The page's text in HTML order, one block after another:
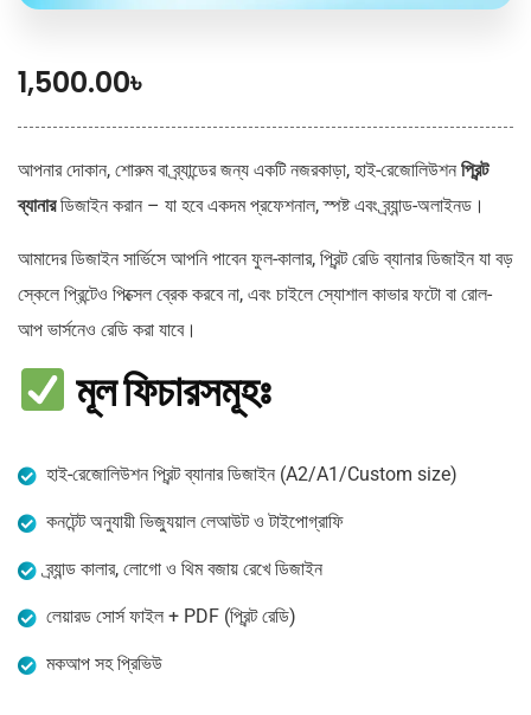
1,500.00৳
আপনার দোকান, শোরুম বা ব্র্যান্ডের জন্য একটি নজরকাড়া, হাই-রেজোলিউশন প্রিন্ট
ব্যানারডিজাইন করান – যা হবে একদম প্রফেশনাল, স্পষ্ট এবং ব্র্যান্ড-অলাইনড।
আমাদের ডিজাইন সার্ভিসে আপনি পাবেন ফুল-কালার, প্রিন্ট রেডি ব্যানার ডিজাইন যা বড়
স্কেলে প্রিন্টেও পিক্সেল ব্রেক করবে না, এবং চাইলে স্যোশাল কাভার ফটো বা রোল-
আপ ভার্সনেও রেডি করা যাবে।
মূল ফিচারসমূহঃ
হাই-রেজোলিউশন প্রিন্ট ব্যানার ডিজাইন (A2/A1/Custom size)
কনটেন্ট অনুযায়ী ভিজ্যুয়াল লেআউট ও টাইপোগ্রাফি
ব্র্যান্ড কালার, লোগো ও থিম বজায় রেখে ডিজাইন
লেয়ারড সোর্স ফাইল + PDF (প্রিন্ট রেডি)
মকআপ সহ প্রিভিউ